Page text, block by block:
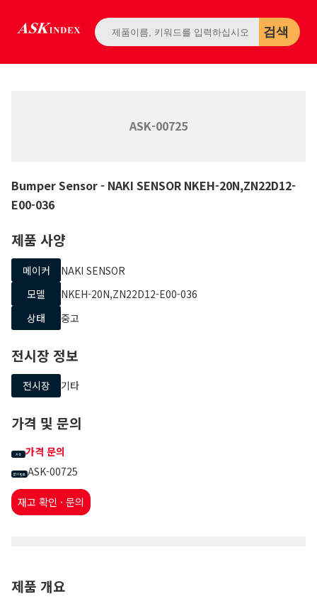
검색
ASK-00725
Bumper Sensor- NAKI SENSOR NKEH-20N,ZN22D12-
E00-036
제품 사양
메이커
NAKI SENSOR
모델
NKEH-20N,ZN22D12-E00-036
상태
중고
전시장 정보
전시장 기타
가격 및 문의
가격 가격 문의
문의 번호 ASK-00725
재고 확인 · 문의
제품 개요